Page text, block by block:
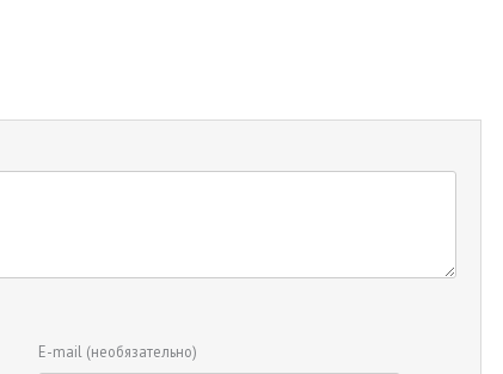
E-mail (необязательно)